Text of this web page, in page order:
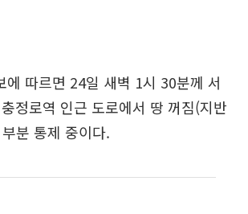
에 따르면 24일 새벽 1시 30분께 서
정로역 인근 도로에서 땅 꺼짐(지반
분 통제 중이다.